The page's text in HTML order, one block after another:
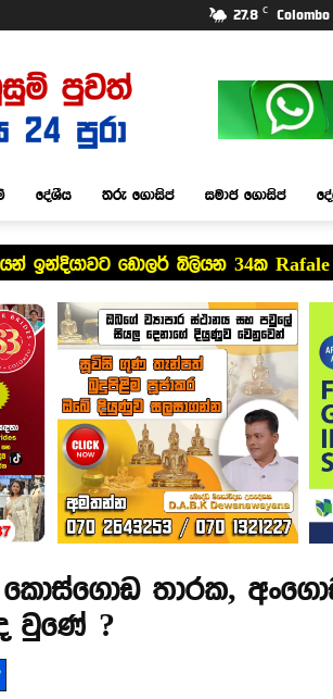
27.8 C Colombo
දේශීය තරු ගොසිප් සමාජ ගොසිප්
ඉන්දියාවට ඩොලර් බිලියන 34ක
කොස්ගොඩ තාරක,
වුණේ ?